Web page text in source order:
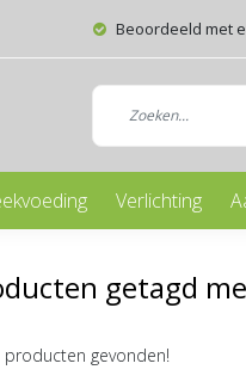
Beoordeeld met
Verlichting
getagd
producten gevonden!